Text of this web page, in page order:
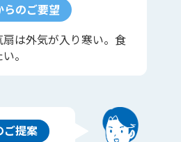
らのご要望
扇は外気が入り寒い。食
。
ご提案